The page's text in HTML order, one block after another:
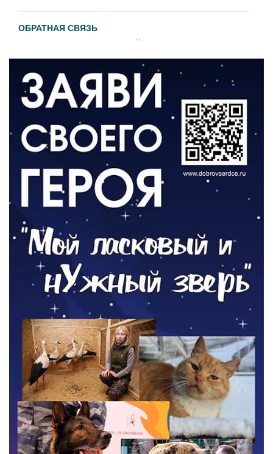
ОБРАТНАЯ СВЯЗЬ
Администрация онлайн
ВЛАСТЬ
День памяти и «Симфония народов»
06.08.2026
Новый настил на экотропе
05.08.2026